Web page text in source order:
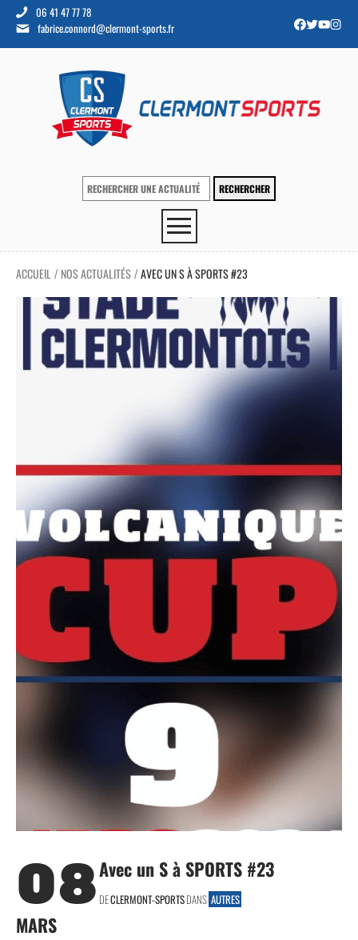
06 41 47 77 78
fabrice.connord@clermont-sports.fr
ACCUEIL / NOS ACTUALITÉS /AVEC UN S À SPORTS #23
08
MARS
Avec un S à SPORTS #23
DECLERMONT-SPORTSDANS AUTRES